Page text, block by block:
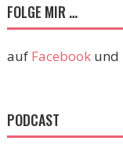
FOLGE MIR …
auf Facebookund
PODCAST